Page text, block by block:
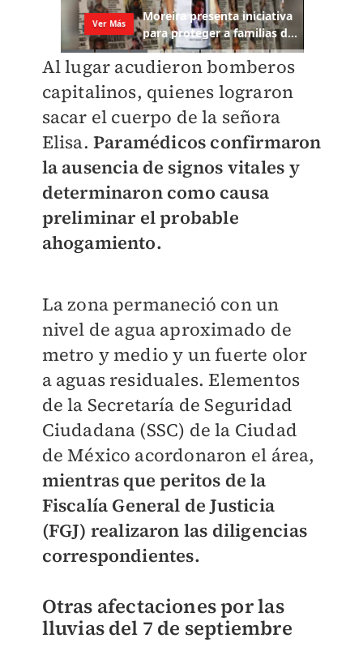
Al lugar acudieron bomberos
capitalinos, quienes lograron
sacar el cuerpo de la señora
Elisa. Paramédicos confirmaron
la ausencia de signos vitales y
determinaron como causa
preliminar el probable
ahogamiento.
La zona permaneció con un
nivel de agua aproximado de
metro y medio y un fuerte olor
a aguas residuales. Elementos
de la Secretaría de Seguridad
Ciudadana (SSC) de la Ciudad
de México acordonaron el área,
mientras que peritos de la
Fiscalía General de Justicia
(FGJ) realizaron las diligencias
correspondientes.
Otras afectaciones por las
lluvias del 7 de septiembre